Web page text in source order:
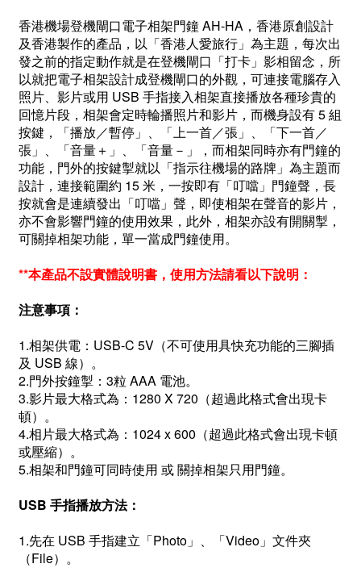
香港機場登機閘口電子相架門鐘 AH-HA，香港原創設計
及香港製作的產品，以「香港人愛旅行」為主題，每次出
發之前的指定動作就是在登機閘口「打卡」影相留念，所
以就把電子相架設計成登機閘口的外觀，可連接電腦存入
照片、影片或用 USB 手指接入相架直接播放各種珍貴的
回憶片段，相架會定時輪播照片和影片，而機身設有5 組
按鍵，「播放／暫停」、「上一首／張」、「下一首／
張」、「音量＋」、「音量－」
，而相架同時亦有門鐘的
功能，門外的按鍵掣就以「指示往機場的路牌」為主題而
設計，連接範圍約 15 米，一按即有「叮噹」門鐘聲，長
按就會是連續發出「叮噹」聲，即使相架在聲音的影片，
亦不會影響門鐘的使用效果，此外，相架亦設有開關掣，
可關掉相架功能，單一當成門鐘使用。
**本產品不設實體說明書，使用方法請看以下說明：
注意事項：
1.相架供電：USB-C 5V（不可使用具快充功能的三腳插
及 USB 線）。
2.門外按鐘掣：3粒 AAA 電池。
3.影片最大格式為：1280 X 720（超過此格式會出現卡
頓）。
4.相片最大格式為：1024 x 600（超過此格式會出現卡頓
或壓縮）。
5.相架和門鐘可同時使用 或 關掉相架只用門鐘。
USB 手指播放方法：
1.先在 USB 手指建立「Photo」、「Video」文件夾
（File）。